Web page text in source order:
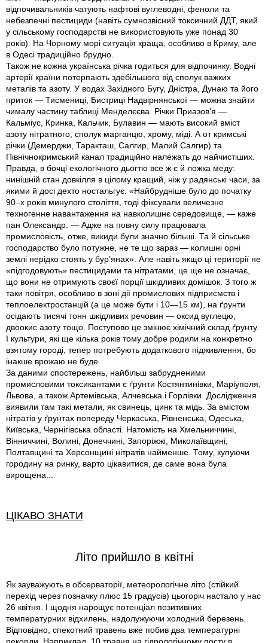
відпочивальників чатують нафтові вуглеводні, феноли та
небезпечні пестициди (навіть сумнозвісний токсичний ДДТ, який
у сільському господарстві не використовують уже понад 30
років). На Чорному морі ситуація краща, особливо в Криму, але
в Одесі традиційно брудно.
Також не кожна українська річка годиться для відпочинку. Водні
артерії країни потерпають здебільшого від сполук важких
металів та азоту. У водах Західного Бугу, Дністра, Дунаю та його
приток — Тисмениці, Бистриці Надвірнянської — можна знайти
чималу частину таблиці Менделєєва. Річки Приазов’я —
Кальміус, Кринка, Кальчик, Булавин — мають високий вміст
азоту нітратного, сполук марганцю, хрому, міді. А от кримські
річки (Демер­джи, Таракташ, Салгир, Малий Салгир) та
Північнокримський канал традиційно належать до найчистіших.
Правда, в бочці екологічного дьогтю все ж є й ложка меду:
нинішній стан довкілля в цілому кращий, ніж у радянські часи, за
якими й досі дехто ностальгує. «Найбрудніше було до початку
90–х років минулого століття, тоді фіксували величезне
техногенне навантаження на навколишнє середовище, — каже
пан Олександр. — Адже на повну силу працювала
промисловість, отже, викиди були значно більші. Та й сільське
господарство було потужне, не те що зараз — колишні орні
землі нерідко стоять у бур’янах». Але навіть якщо ці території не
«підгодовують» пестицидами та нітратами, це ще не означає,
що вони не отримують своєї порції шкідливих домішок. З того ж
таки повітря, особливо в зоні дії промислових підприємств і
тепло­електростанцій (а це може бути і 10—15 км), на ґрунти
осідають тисячі тонн шкідливих речовин — оксид вуглецю,
двоокис азоту тощо. Поступово це змінює хімічний склад ґрунту.
І культури, які ще кілька років тому добре родили на конкретно
взятому городі, тепер потребують додаткового підживлення, бо
інакше врожаю не буде.
За даними спостережень, найбільш забрудненими
промисловими токсикантами є ґрунти Костянтинівки, Маріуполя,
Львова, а також Артемівська, Алчевська і Горлівки. Дослідження
виявили там такі метали, як свинець, цинк та мідь. За вмістом
нітратів у ґрунтах попереду Черкаська, Рівненська, Одеська,
Київська, Чернігівська області. Натомість на Хмельниччині,
Вінниччині, Волині, Донеччині, Запоріжжі, Миколаївщині,
Полтавщині та Херсонщині нітратів найменше. Тому, купуючи
городину на ринку, варто цікавитися, де саме вона була
вирощена...
ЦІКАВО ЗНАТИ
Літо прийшло в квітні
Як зауважують в обсерваторії, метеорологічне літо (стійкий
перехід через позначку плюс 15 градусів) цьогоріч настало у нас
26 квітня. І щодня нарощує потенціал позитивних
температурних відхилень, надолужуючи холодний березень.
Відповідно, спекотний травень вже побив два температурні